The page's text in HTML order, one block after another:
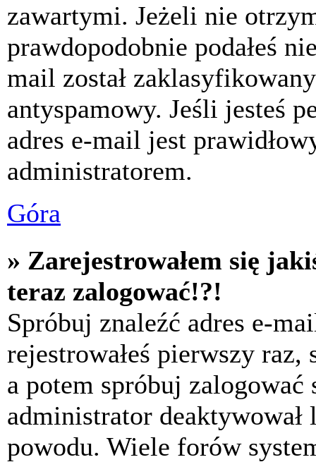
zawartymi. Jeżeli nie
prawdopodobnie podałeś
mail został
antyspamowy. Jeśli jesteś
adres e-mail jest
administratorem.
Góra
» Zarejestrowałem się
teraz zalogować!?!
Spróbuj znaleźć adres e-
rejestrowałeś pierwszy
a potem spróbuj
administrator deaktywował
powodu. Wiele forów